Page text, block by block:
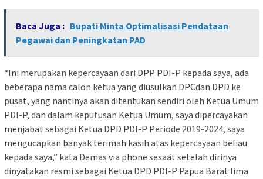
Baca Juga : Bupati Minta Optimalisasi Pendataan
Pegawai dan Peningkatan PAD
“Ini merupakan kepercayaan dari DPP PDI-P kepada saya, ada
beberapa nama calon ketua yang diusulkan DPCdan DPD ke
pusat, yang nantinya akan ditentukan sendiri oleh Ketua Umum
PDI-P, dan dalam keputusan Ketua Umum, saya dipercayakan
menjabat sebagai Ketua DPD PDI-P Periode 2019-2024, saya
mengucapkan banyak terimah kasih atas kepercayaan beliau
kepada saya,” kata Demas via phone sesaat setelah dirinya
dinyatakan resmi sebagai Ketua DPD PDI-P Papua Barat lima